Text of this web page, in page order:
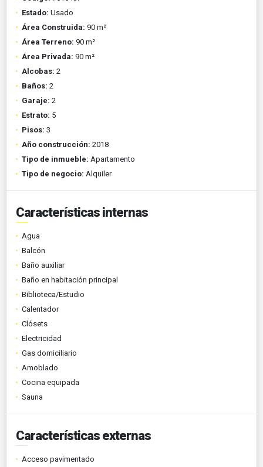
Estado: Usado
Área Construida: 90 m²
Área Terreno: 90 m²
Área Privada: 90 m²
Alcobas: 2
Baños: 2
Garaje: 2
Estrato: 5
Pisos: 3
Año construcción: 2018
Tipo de inmueble: Apartamento
Tipo de negocio: Alquiler
Características internas
Agua
Balcón
Baño auxiliar
Baño en habitación principal
Biblioteca/Estudio
Calentador
Clósets
Electricidad
Gas domiciliario
Amoblado
Cocina equipada
Sauna
Características externas
Acceso pavimentado